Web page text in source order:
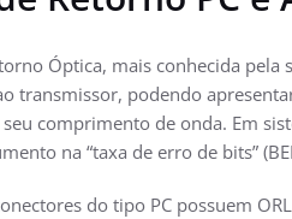
Óptica, mais conhecida pela
transmissor, podendo
comprimento de onda. Em
na “taxa de erro de bits”
do tipo PC possuem